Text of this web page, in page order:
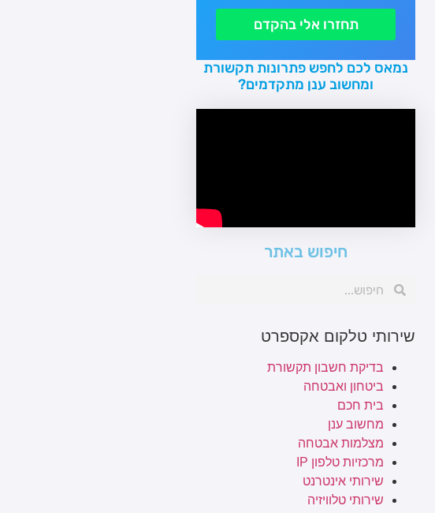
תחזרו אלי בהקדם
נמאס לכם לחפש פתרונות תקשורת
ומחשוב ענן מתקדמים?
חיפוש באתר
שירותי טלקום אקספרט
בדיקת חשבון תקשורת
ביטחון ואבטחה
בית חכם
מחשוב ענן
מצלמות אבטחה
מרכזיות טלפון IP
שירותי אינטרנט
שירותי טלוויזיה